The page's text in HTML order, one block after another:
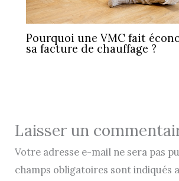
Pourquoi une VMC fait
sa facture de chauffage ?
Laisser un
Votre adresse e-mail ne sera pas
champs obligatoires sont indiqués